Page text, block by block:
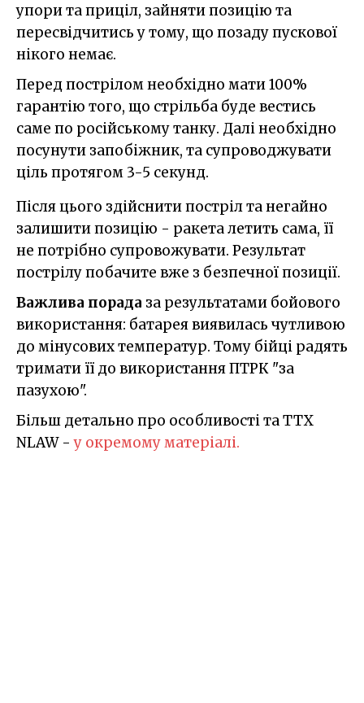
упори та приціл, зайняти позицію та
пересвідчитись у тому, що позаду пускової
нікого немає.
Перед пострілом необхідно мати 100%
гарантію того, що стрільба буде вестись
саме по російському танку. Далі необхідно
посунути запобіжник, та супроводжувати
ціль протягом 3-5 секунд.
Після цього здійснити постріл та негайно
залишити позицію - ракета летить сама, її
не потрібно супровожувати. Результат
пострілу побачите вже з безпечної позиції.
Важлива порада за результатами бойового
використання: батарея виявилась чутливою
до мінусових температур. Тому бійці радять
тримати її до використання ПТРК "за
пазухою".
Більш детально про особливості та ТТХ
NLAW -у окремому матеріалі.